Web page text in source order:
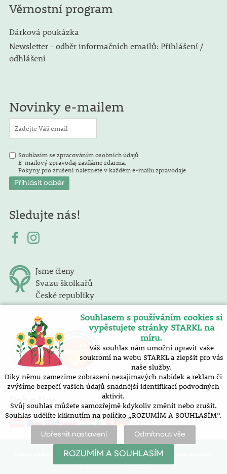
Věrnostní program
Dárková poukázka
Newsletter - odběr informačních emailů: Přihlášení /
odhlášení
Novinky e-mailem
Souhlasím se zpracováním osobních údajů.
E-mailový zpravodaj zasíláme zdarma.
Pokyny pro zrušení naleznete v každém e-mailu zpravodaje.
Sledujte nás!
Jsme členy
Svazu školkařů
České republiky
Pobočky
prohlášení o přístupnosti |
nastavení cookies
Vytvořilo SOFICO-CZ, a.s.
Souhlasem s používáním cookies si
vypěstujete stránky STARKL na
míru.
Váš souhlas nám umožní upravit vaše
soukromí na webu STARKL a zlepšit pro vás
naše služby.
Díky němu zamezíme zobrazení nezajímavých nabídek a reklam či
zvýšíme bezpečí vašich údajů snadnější identifikací podvodných
aktivit.
Svůj souhlas můžete samozřejmě kdykoliv změnit nebo zrušit.
Souhlas udělíte kliknutím na políčko „ROZUMÍM A SOUHLASÍM“.
Upřesnit nastavení Odmítnout vše
ROZUMÍM A SOUHLASÍM